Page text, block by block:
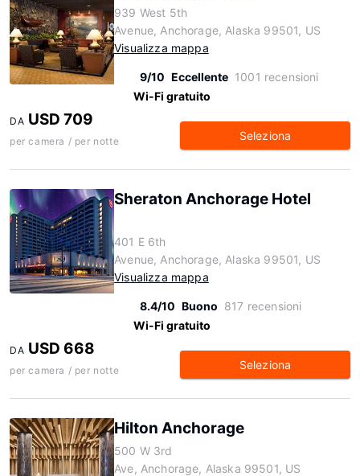
939 West 5th
Avenue, Anchorage, Alaska 99501, US
Visualizza mappa
9/10 Eccellente 1001 recensioni
Wi-Fi gratuito
DA USD 709
per camera / per notte Seleziona
Sheraton Anchorage Hotel
401 E 6th
Avenue, Anchorage, Alaska 99501, US
Visualizza mappa
8.4/10 Buono 817 recensioni
Wi-Fi gratuito
DA USD 668
per camera / per notte Seleziona
Hilton Anchorage
500 W 3rd
Ave, Anchorage, Alaska 99501, US